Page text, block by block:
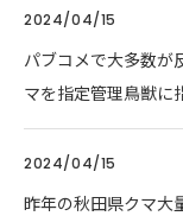
2024/04/15
パブコメで大多数
マを指定管理鳥獣に
2024/04/15
昨年の秋田県クマ大